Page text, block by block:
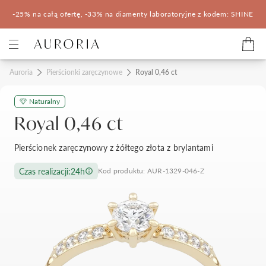
-25% na całą ofertę, -33% na diamenty laboratoryjne z kodem: SHINE
Kategorie
Pierścionki zaręczynowe
Pomocne
Konfigurator 3D
Salony Auroria
Salony Auroria
Salon Auroria Arkadia
Korzyści z zakupu
Auroria Pierścionki zaręczynowe Royal 0,46 ct
Naturalny
Royal 0,46 ct
Pierścionek zaręczynowy z żółtego złota z brylantami
Czas realizacji:24h Kod produktu: AUR-1329-046-Z